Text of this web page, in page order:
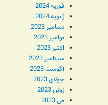
فوریه 2024
ژانویه 2024
دسامبر 2023
نوامبر 2023
اکتبر 2023
سپتامبر 2023
آگوست 2023
جولای 2023
ژوئن 2023
می 2023